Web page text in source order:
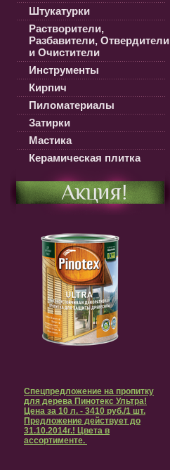
Штукатурки
Растворители,
Разбавители, Отвердители
и Очистители
Инструменты
Кирпич
Пиломатериалы
Затирки
Мастика
Керамическая плитка
Акция!
Спецпредложение на пропитку
для дерева Пинотекс Ультра!
Цена за 10 л. - 3410 руб./1 шт.
Предложение действует до
31.10.2014г.! Цвета в
ассортименте.